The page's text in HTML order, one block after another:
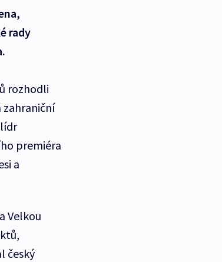
rady
rozhodli
zahraniční
premiéra
a
Velkou
český